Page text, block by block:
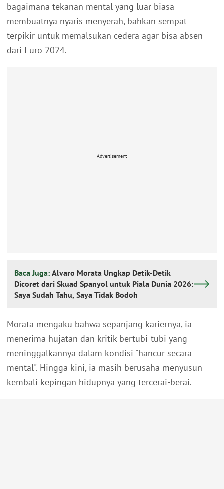
bagaimana tekanan mental yang luar biasa
membuatnya nyaris menyerah, bahkan sempat
terpikir untuk memalsukan cedera agar bisa absen
dari Euro 2024.
Advertisement
Baca Juga: Alvaro Morata Ungkap Detik-Detik
Dicoret dari Skuad Spanyol untuk Piala Dunia 2026:
Saya Sudah Tahu, Saya Tidak Bodoh
Morata mengaku bahwa sepanjang kariernya, ia
menerima hujatan dan kritik bertubi-tubi yang
meninggalkannya dalam kondisi "hancur secara
mental". Hingga kini, ia masih berusaha menyusun
kembali kepingan hidupnya yang tercerai-berai.